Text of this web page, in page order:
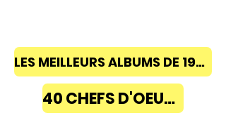
LES MEILLEURS ALBUMS DE 1968 à 2018
40 CHEFS D'OEUVRE